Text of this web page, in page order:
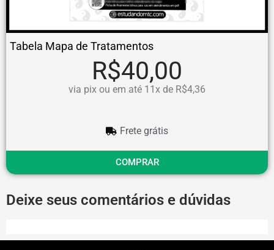
Tabela Mapa de Tratamentos
R$40,00
via pix ou em até 11x de R$4,36
Frete grátis
COMPRAR
Deixe seus comentários e dúvidas